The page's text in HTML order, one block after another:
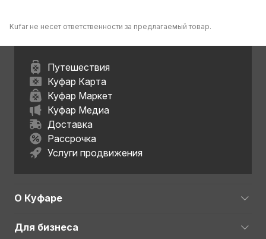
Kufar не несет ответственности за предлагаемый товар.
Путешествия
Куфар Карта
Куфар Маркет
Куфар Медиа
Доставка
Рассрочка
Услуги продвижения
О Куфаре
Для бизнеса